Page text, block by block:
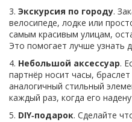
3. Экскурсия по городу.
велосипеде, лодке или
самым красивым улицам,
Это помогает лучше узнать
4. Небольшой аксессуар.
партнёр носит часы,
аналогичный стильный
каждый раз, когда его
5. DIY‑подарок. Сделайте